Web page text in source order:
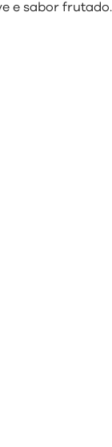
e sabor frutado.